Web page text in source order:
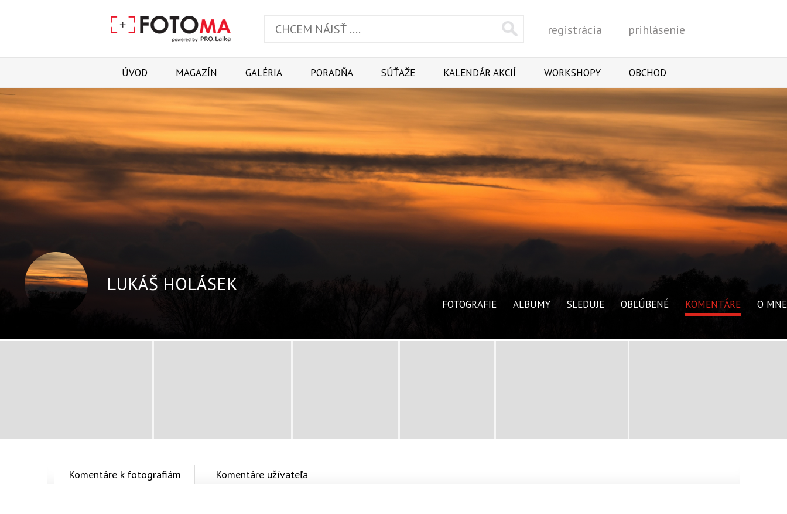
Vyhľadať
registrácia prihlásenie
ÚVOD MAGAZÍN GALÉRIA PORADŇA SÚŤAŽE KALENDÁR AKCIÍ WORKSHOPY OBCHOD
LUKÁŠ HOLÁSEK
FOTOGRAFIE ALBUMY SLEDUJE OBĽÚBENÉ KOMENTÁRE O MNE
Komentáre k fotografiám Komentáre užívateľa